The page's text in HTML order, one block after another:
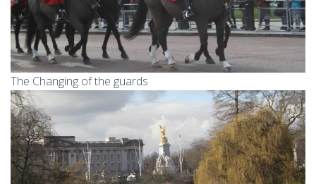
The Changing of the guards